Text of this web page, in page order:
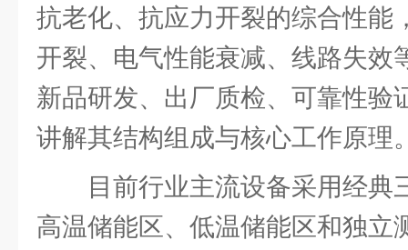
抗老化、抗应力开裂的综合性能
开裂、电气性能衰减、线路失效
新品研发、出厂质检、可靠性验
讲解其结构组成与核心工作原理
目前行业主流设备采用经典
高温储能区、低温储能区和独立